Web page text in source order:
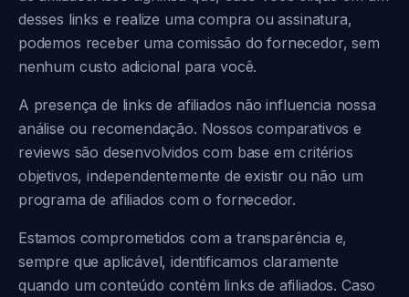
desses links e realize uma compra ou assinatura,
podemos receber uma comissão do fornecedor, sem
nenhum custo adicional para você.
A presença de links de afiliados não influencia nossa
análise ou recomendação. Nossos comparativos e
reviews são desenvolvidos com base em critérios
objetivos, independentemente de existir ou não um
programa de afiliados com o fornecedor.
Estamos comprometidos com a transparência e,
sempre que aplicável, identificamos claramente
quando um conteúdo contém links de afiliados. Caso